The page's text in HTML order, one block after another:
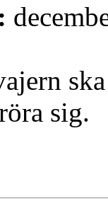
sig.